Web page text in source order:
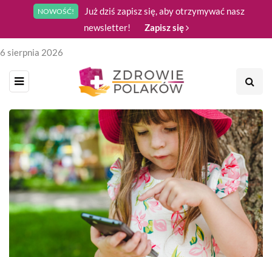
NOWOŚĆ!
Już dziś zapisz się, aby otrzymywać nasz
newsletter!
Zapisz się
6 sierpnia 2026